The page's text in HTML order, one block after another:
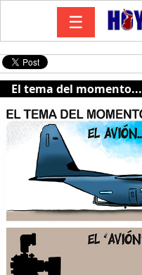
☰
El tema del momento...